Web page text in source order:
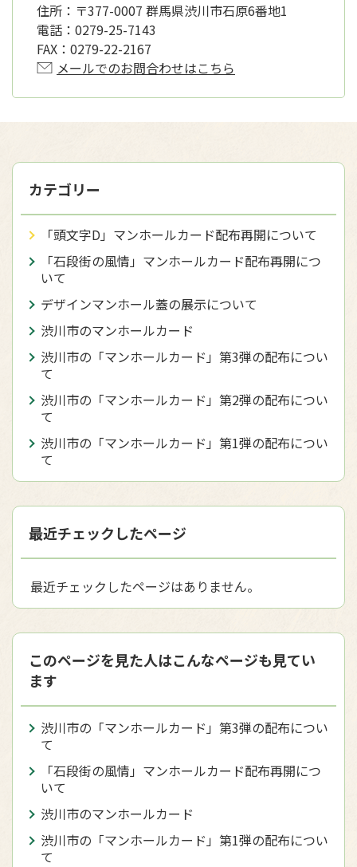
住所： 〒377-0007 群馬県渋川市石原6番地1
電話： 0279-25-7143
FAX： 0279-22-2167
メールでのお問合わせはこちら
カテゴリー
「頭文字D」マンホールカード配布再開について
「石段街の風情」マンホールカード配布再開につ
いて
デザインマンホール蓋の展示について
渋川市のマンホールカード
渋川市の「マンホールカード」第3弾の配布につい
て
渋川市の「マンホールカード」第2弾の配布につい
て
渋川市の「マンホールカード」第1弾の配布につい
て
最近チェックしたページ
最近チェックしたページはありません。
このページを見た人はこんなページも見てい
ます
渋川市の「マンホールカード」第3弾の配布につい
て
「石段街の風情」マンホールカード配布再開につ
いて
渋川市のマンホールカード
渋川市の「マンホールカード」第1弾の配布につい
て